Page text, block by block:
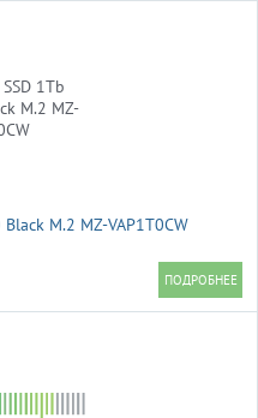
M.2 MZ-VAP1T0CW